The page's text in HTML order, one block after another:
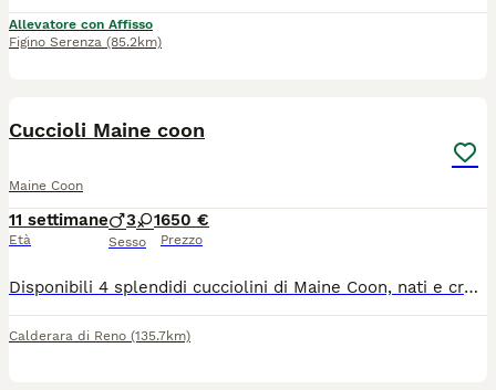
Allevatore con Affisso
Figino Serenza (85.2km)
Cuccioli Maine coon
Maine Coon
11 settimane
Età
3 1
Sesso
650 €
Prezzo
Disponibili 4 splendidi cucciolini di Maine Coon, nati e cresciuti in ambiente familiare. Quando: Cedibili da Fine luglio . Salute: Consegnati con libretto sanitario, sverminati e con primo vaccino. Genitori: Visibili in loco (cuccioli ceduti senza pedigree). Per informazioni, foto o prenotazioni, contattami in privato!
Calderara di Reno (135.7km)